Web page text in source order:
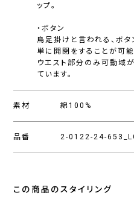
ップ。
・ボタン
鳥足掛けと言われる、ボタ
単に開閉をすることが可能
ウエスト部分のみ可動域
ています。
素材 綿100%
品番 2-0122-24-
この商品のスタイリング